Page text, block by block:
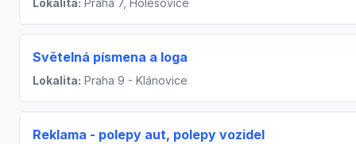
Lokalita: Praha 7, Holešovice
Světelná písmena a loga
Lokalita: Praha 9 - Klánovice
Reklama - polepy aut, polepy vozidel